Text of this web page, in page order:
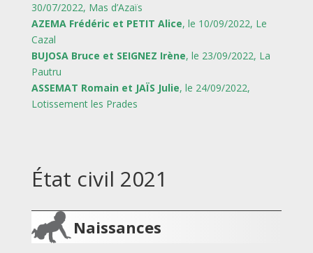
30/07/2022, Mas d’Azaïs
AZEMA Frédéric et PETIT Alice, le 10/09/2022, Le
Cazal
BUJOSA Bruce et SEIGNEZ Irène, le 23/09/2022, La
Pautru
ASSEMAT Romain et JAÏS Julie, le 24/09/2022,
Lotissement les Prades
État civil 2021
Naissances